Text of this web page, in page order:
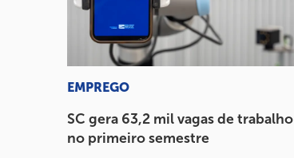
EMPREGO
SC gera 63,2 mil vagas de trabalho
no primeiro semestre